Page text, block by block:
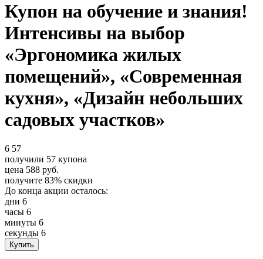
Купон на обучение и знания!
Интенсивы на выбор
«Эргономика жилых
помещений», «Современная
кухня», «Дизайн небольших
садовых участков»
6 57
получили 57 купона
цена 588 руб.
получите 83% скидки
До конца акции осталось:
дни 6
часы 6
минуты 6
секунды 6